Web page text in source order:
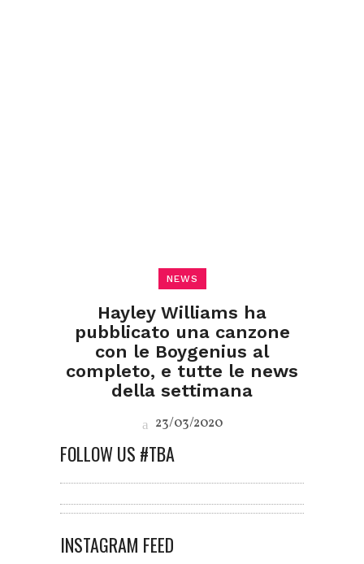
NEWS
Hayley Williams ha
pubblicato una canzone
con le Boygenius al
completo, e tutte le news
della settimana
23/03/2020
FOLLOW US #TBA
INSTAGRAM FEED